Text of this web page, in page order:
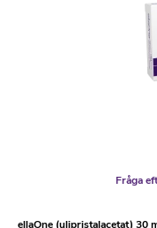
Fråga
ellaOne (ulipristalacetat) 30